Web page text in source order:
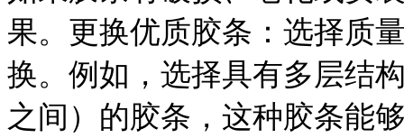
果。更换优质胶条：选择质
换。例如，选择具有多层结
之间）的胶条，这种胶条能